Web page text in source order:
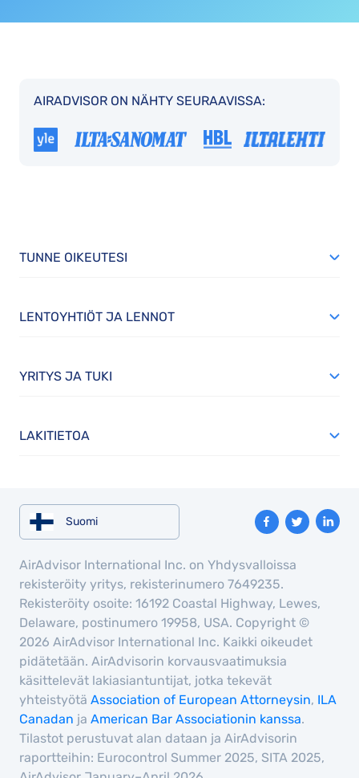
AIRADVISOR ON NÄHTY SEURAAVISSA:
TUNNE OIKEUTESI
LENTOYHTIÖT JA LENNOT
YRITYS JA TUKI
LAKITIETOA
Suomi
AirAdvisor International Inc. on Yhdysvalloissa
rekisteröity yritys, rekisterinumero 7649235.
Rekisteröity osoite: 16192 Coastal Highway, Lewes,
Delaware, postinumero 19958, USA. Copyright ©
2026 AirAdvisor International Inc. Kaikki oikeudet
pidätetään. AirAdvisorin korvausvaatimuksia
käsittelevät lakiasiantuntijat, jotka tekevät
yhteistyötä Association of European Attorneysin, ILA
Canadan ja American Bar Associationin kanssa.
Tilastot perustuvat alan dataan ja AirAdvisorin
raportteihin: Eurocontrol Summer 2025, SITA 2025,